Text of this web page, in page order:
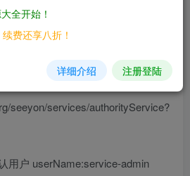
seeyon/services/authorityService?
用户 userName:service-admin
全开始！
费还享八折！
详细介绍 注册登陆